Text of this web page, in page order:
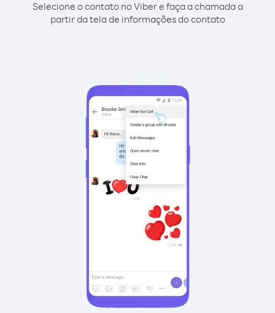
Selecione o contato no Viber e faça a chamada a
partir da tela de informações do contato